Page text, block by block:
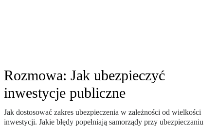
Rozmowa: Jak ubezpieczyć
inwestycje publiczne
Jak dostosować zakres ubezpieczenia w zależności od wielkości
inwestycji. Jakie błędy popełniają samorządy przy ubezpieczaniu